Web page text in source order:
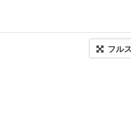
フル